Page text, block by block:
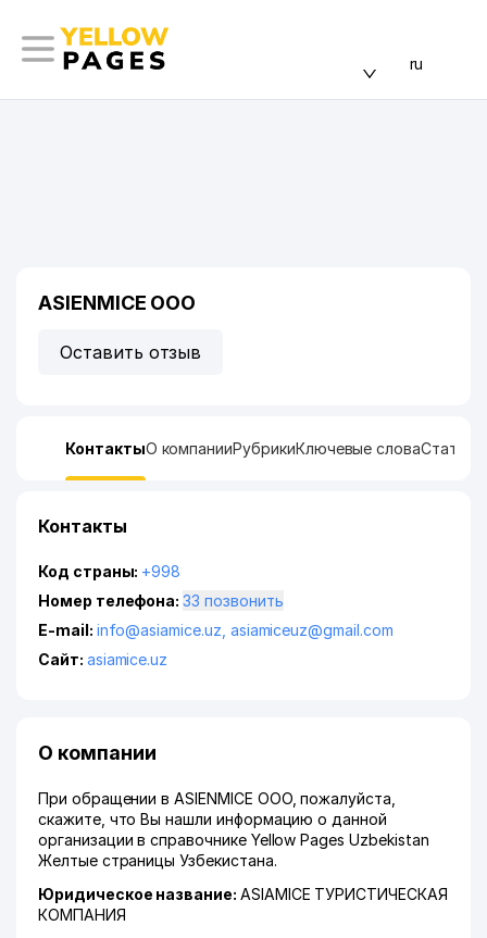
ru
ASIENMICE ООО
Оставить отзыв
КонтактыО компанииРубрикиКлючевые слова
Контакты
Код страны: +998
Номер телефона:
33 позвонить
E-mail: info@asiamice.uz asiamiceuz@gmail.com
Сайт: asiamice.uz
О компании
При обращении в ASIENMICE ООО, пожалуйста,
скажите, что Вы нашли информацию о данной
организации в справочнике Yellow Pages Uzbekistan
Желтые страницы Узбекистана.
Юридическое название: ASIAMICE ТУРИСТИЧЕСКАЯ
КОМПАНИЯ